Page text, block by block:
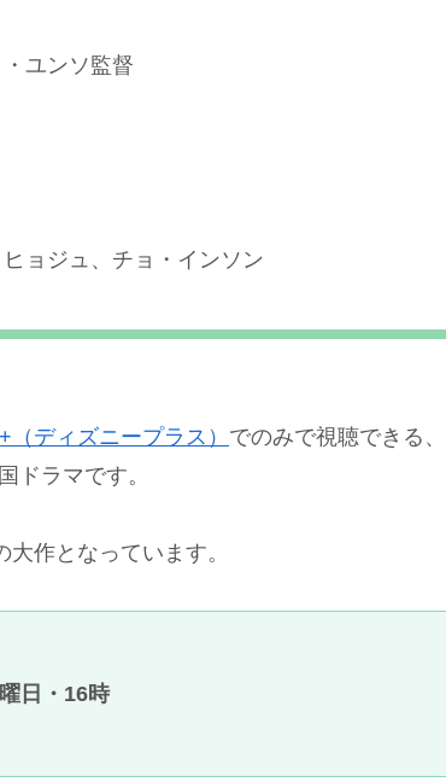
ユンソ監督
ョジュ、チョ・インソン
（ディズニープラス） でのみで視聴できる、
ドラマです。
作となっています。
日・16時